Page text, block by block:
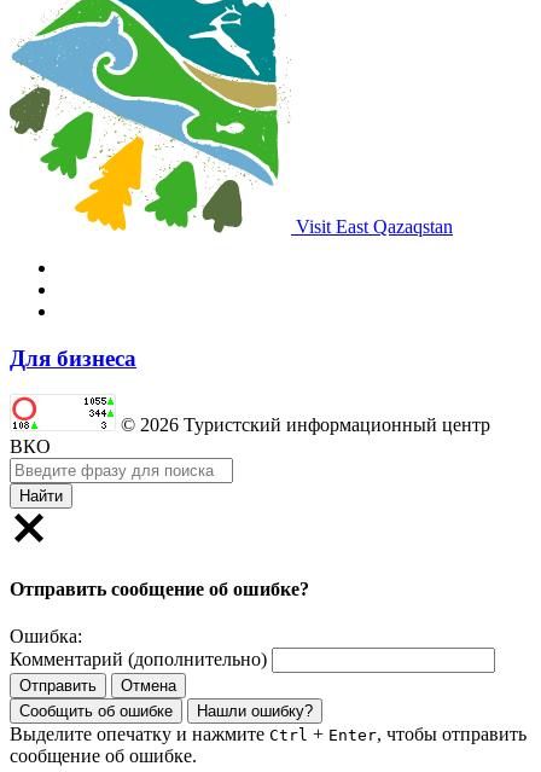
Visit East Qazaqstan
Для бизнеса
© 2026 Туристский информационный центр
ВКО
Найти
Отправить сообщение об ошибке?
Ошибка:
Комментарий (дополнительно)
Отправить
Отмена
Сообщить об ошибке
Нашли ошибку?
Выделите опечатку и нажмите Ctrl + Enter, чтобы отправить
сообщение об ошибке.